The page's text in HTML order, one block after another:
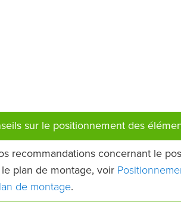
sur le positionnement des
recommandations concernant le
plan de montage, voir
de montage.